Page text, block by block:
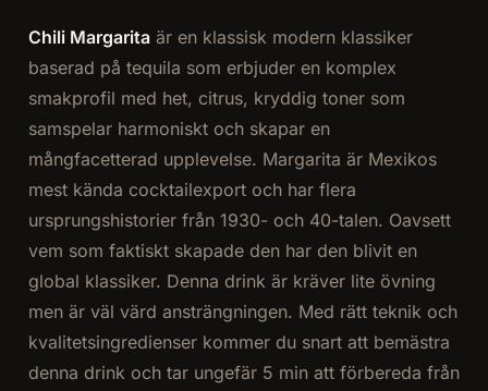
Chili Margaritaär en klassisk modern klassiker
baserad på tequila som erbjuder en komplex
smakprofil med het, citrus, kryddig toner som
samspelar harmoniskt och skapar en
mångfacetterad upplevelse. Margarita är Mexikos
mest kända cocktailexport och har flera
ursprungshistorier från 1930- och 40-talen. Oavsett
vem som faktiskt skapade den har den blivit en
global klassiker. Denna drink är kräver lite övning
men är väl värd ansträngningen. Med rätt teknik och
kvalitetsingredienser kommer du snart att bemästra
denna drink och tar ungefär 5 min att förbereda från